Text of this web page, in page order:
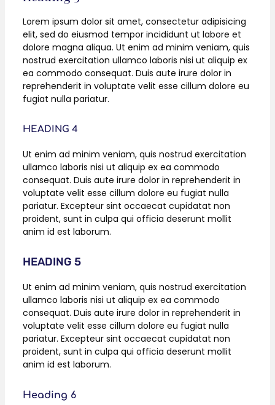
Lorem ipsum dolor sit amet, consectetur adipisicing
elit, sed do eiusmod tempor incididunt ut labore et
dolore magna aliqua. Ut enim ad minim veniam, quis
nostrud exercitation ullamco laboris nisi ut aliquip ex
ea commodo consequat. Duis aute irure dolor in
reprehenderit in voluptate velit esse cillum dolore eu
fugiat nulla pariatur.
HEADING 4
Ut enim ad minim veniam, quis nostrud exercitation
ullamco laboris nisi ut aliquip ex ea commodo
consequat. Duis aute irure dolor in reprehenderit in
voluptate velit esse cillum dolore eu fugiat nulla
pariatur. Excepteur sint occaecat cupidatat non
proident, sunt in culpa qui officia deserunt mollit
anim id est laborum.
HEADING 5
Ut enim ad minim veniam, quis nostrud exercitation
ullamco laboris nisi ut aliquip ex ea commodo
consequat. Duis aute irure dolor in reprehenderit in
voluptate velit esse cillum dolore eu fugiat nulla
pariatur. Excepteur sint occaecat cupidatat non
proident, sunt in culpa qui officia deserunt mollit
anim id est laborum.
Heading 6